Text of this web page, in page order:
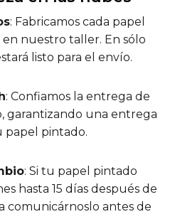
: Fabricamos cada papel
nuestro taller. En sólo
listo para el envío.
: Confiamos la entrega de
garantizando una entrega
papel pintado.
: Si tu papel pintado
hasta 15 días después de
comunicárnoslo antes de